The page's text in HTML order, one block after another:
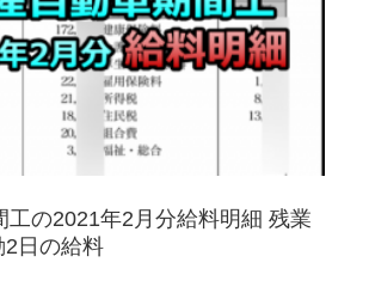
工の2021年2月分給料明細 残業
2日の給料